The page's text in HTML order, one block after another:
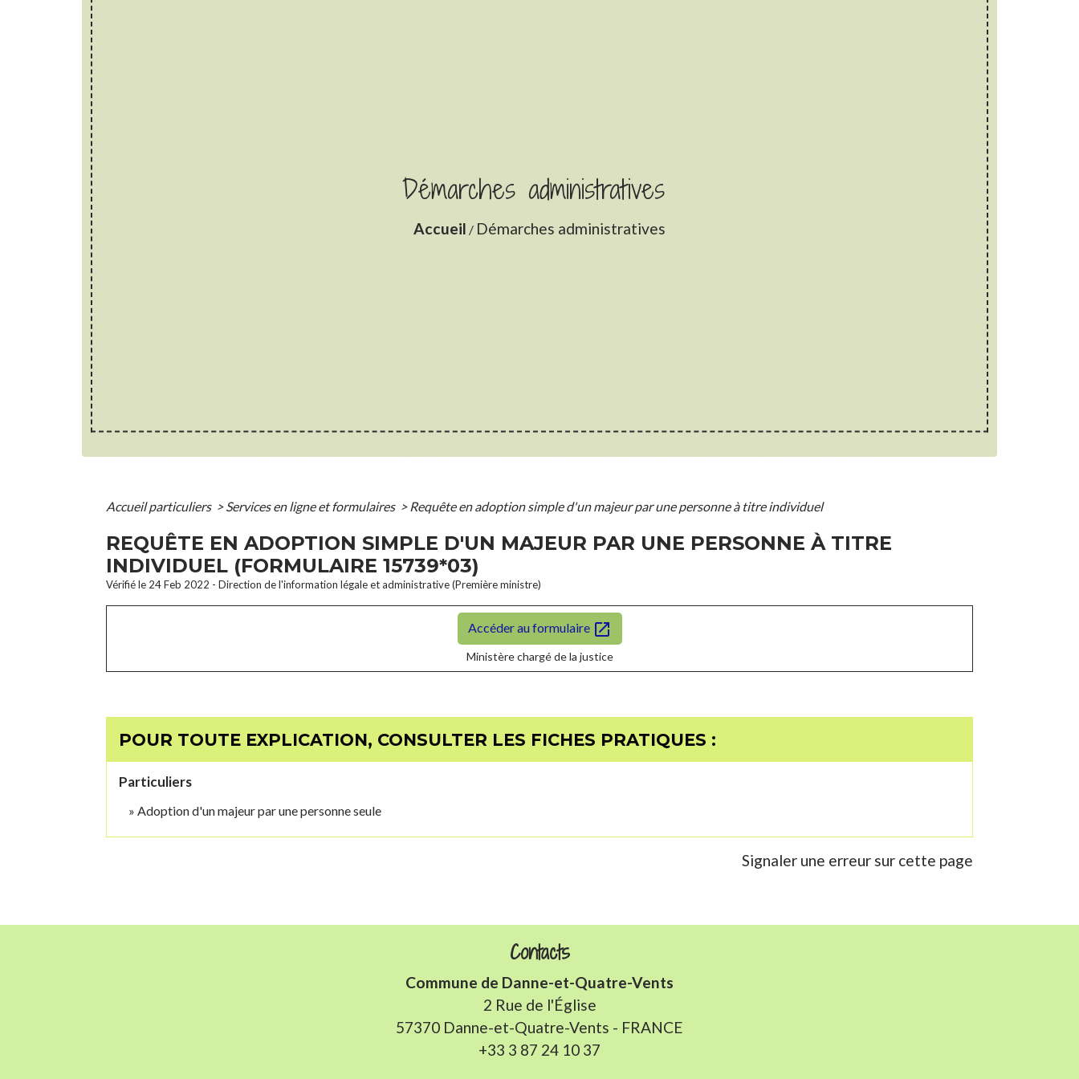
Démarches administratives
Accueil / Démarches administratives
Accueil particuliers > Services en ligne et formulaires > Requête en adoption simple d'un majeur par une personne à titre individuel
REQUÊTE EN ADOPTION SIMPLE D'UN MAJEUR PAR UNE PERSONNE À TITRE
INDIVIDUEL (FORMULAIRE 15739*03)
Vérifié le 24 Feb 2022 - Direction de l'information légale et administrative (Première ministre)
Accéder au formulaire open_in_new
Ministère chargé de la justice
POUR TOUTE EXPLICATION, CONSULTER LES FICHES PRATIQUES :
Particuliers
Adoption d'un majeur par une personne seule
Signaler une erreur sur cette page
Contacts
Commune de Danne-et-Quatre-Vents
2 Rue de l'Église
57370 Danne-et-Quatre-Vents - FRANCE
+33 3 87 24 10 37